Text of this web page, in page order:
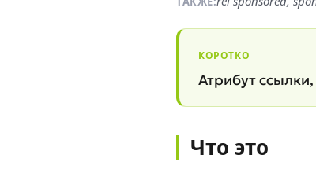
КОРОТКО
Атрибут
Что это